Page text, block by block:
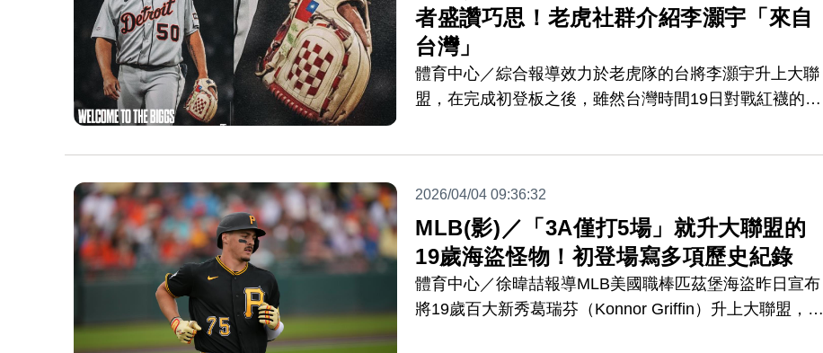
者盛讚巧思！老虎社群介紹李灝宇「來自
台灣」
體育中心／綜合報導效力於老虎隊的台將李灝宇升上大聯
盟，在完成初登板之後，雖然台灣時間19日對戰紅襪的系
灝宇在手套上繡的「台灣國旗」，也獲得大聯盟官網記者
稱讚別具巧思。
2026/04/04 09:36:32
MLB(影)／「3A僅打5場」就升大聯盟的
19歲海盜怪物！初登場寫多項歷史紀錄
體育中心／徐暐喆報導MLB美國職棒匹茲堡海盜昨日宣布
將19歲百大新秀葛瑞芬（Konnor Griffin）升上大聯盟，並